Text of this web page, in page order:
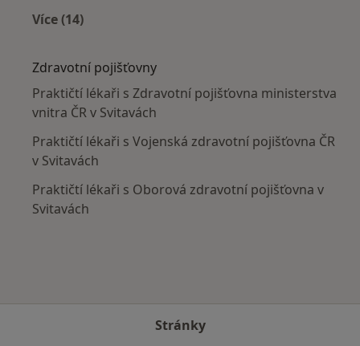
Více (14)
Zdravotní pojišťovny
Praktičtí lékaři s Zdravotní pojišťovna ministerstva
vnitra ČR v Svitavách
Praktičtí lékaři s Vojenská zdravotní pojišťovna ČR
v Svitavách
Praktičtí lékaři s Oborová zdravotní pojišťovna v
Svitavách
Stránky